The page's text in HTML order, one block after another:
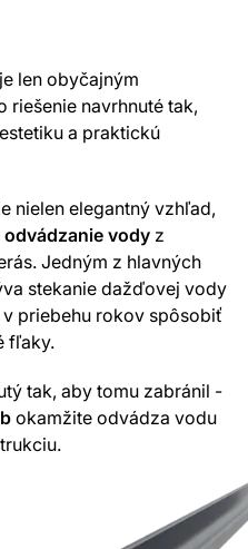
len obyčajným
navrhnuté tak,
a praktickú
nielen elegantný vzhľad,
vody z
Jedným z hlavných
stekanie dažďovej vody
priebehu rokov spôsobiť
fľaky.
tak, aby tomu zabránil -
okamžite odvádza vodu